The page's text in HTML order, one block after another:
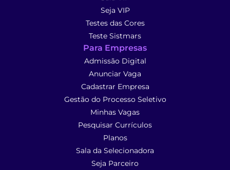
Seja VIP
Testes das Cores
Teste Sistmars
Para Empresas
Admissão Digital
Anunciar Vaga
Cadastrar Empresa
Gestão do Processo Seletivo
Minhas Vagas
Pesquisar Currículos
Planos
Sala da Selecionadora
Seja Parceiro